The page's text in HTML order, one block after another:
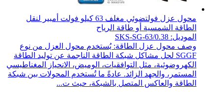
محول عزل فولتضوئي مغلف 63 كيلو فولت أمبير لنقل
الطاقة الشمسية أو طاقة الرياح
الموديل: SKS-SG-63/0.38
وصف محول عزل الطاقة: يُستخدم محول العزل من نوع
SGGF لحل مشاكل شبكة الطاقة الناجمة عن توليد الطاقة
الكهروضوئية، مثل التوافقيات، الوميض، الانحياز المغناطيسي
المستمر، والجهد الزائد. عادةً ما تُستخدم المحولات بين شبكة
الطاقة والعاكس المتصل بالشبكة، حيث ت...